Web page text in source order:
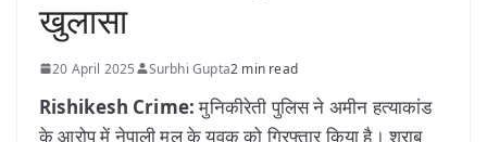
खुलासा
20 April 2025 Surbhi Gupta2 min read
Rishikesh Crime:मुनिकीरेती पुलिस ने अमीन हत्याकांड
के आरोप में नेपाली मूल के युवक को गिरफ्तार किया है। शराब